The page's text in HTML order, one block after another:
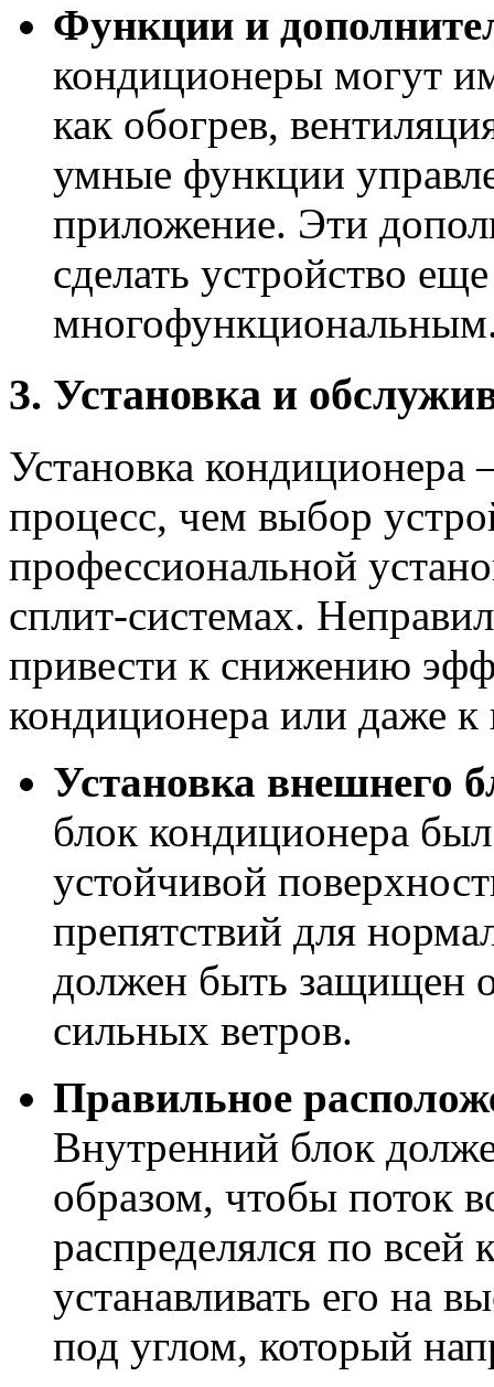
Функции и
кондиционеры могут
как обогрев,
умные функции
приложение. Эти
сделать устройство
3. Установка и
Установка
процесс, чем выбор
профессиональной
сплит-системах.
привести к снижению
кондиционера или даже к
Установка внешнего
блок кондиционера
устойчивой
препятствий для
должен быть защищен
сильных ветров.
Правильное
Внутренний блок
образом, чтобы поток
распределялся по всей
устанавливать его на
под углом, который